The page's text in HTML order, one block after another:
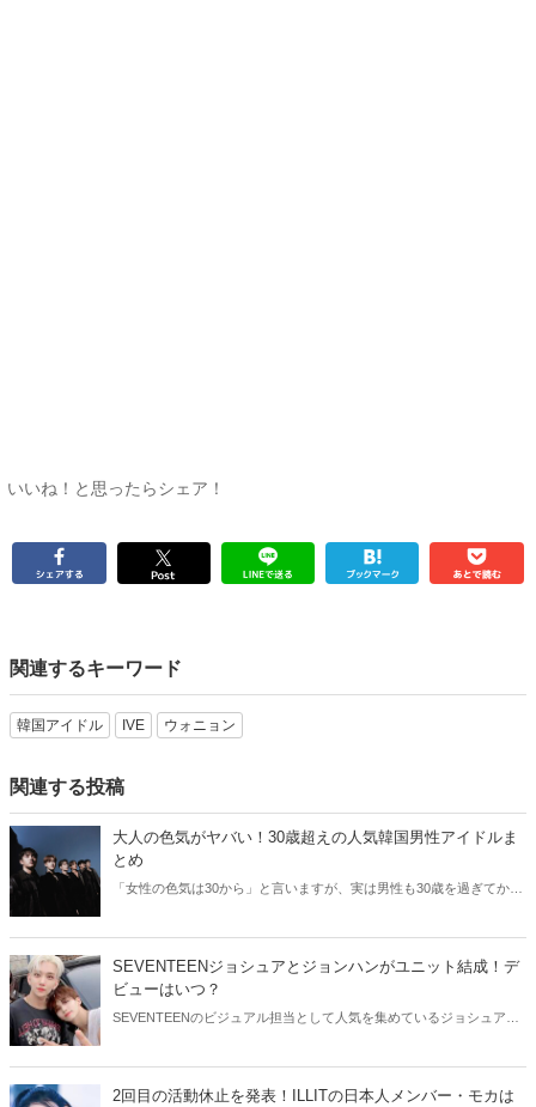
いいね！と思ったらシェア！
関連するキーワード
韓国アイドル IVE ウォニョン
関連する投稿
大人の色気がヤバい！30歳超えの人気韓国男性アイドルま
とめ
「女性の色気は30から」と言いますが、実は男性も30歳を過ぎてから
SEVENTEENジョシュアとジョンハンがユニット結成！デ
ビューはいつ？
SEVENTEENのビジュアル担当として人気を集めているジョシュアと
2回目の活動休止を発表！ILLITの日本人メンバー・モカは